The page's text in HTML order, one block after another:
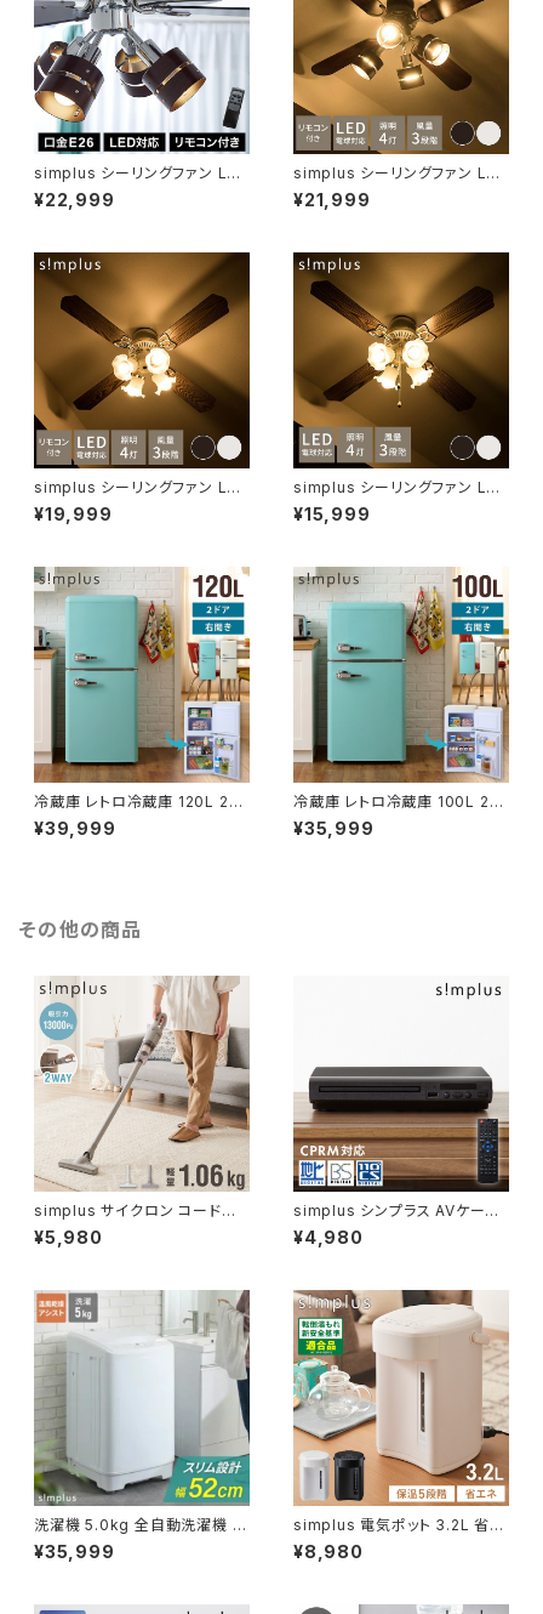
simplus シーリングファン LED
対応 照明4灯 リモコン操作 風
量3段階 天井照明 8畳 10畳 12
メタリック led SP-SLF01 シン
プラス
¥22,999
simplus シーリングファン LED
対応 照明4灯 リモコン操作 風
量3段階 天井照明 8畳 10畳 12
ン ナチュラル led SP-SLF01
シンプラス
¥21,999
simplus シーリングファン LED
対応 照明4灯 リモコン操作 風
量3段階 天井照明 8畳 10畳 12
ン ホワイト led SP-SLF01 シ
ンプラス
¥19,999
simplus シーリングファン LED
対応 照明4灯 風量3段階 天井
照明 8畳 10畳 12畳 おしゃれ
ホワイト led SP-SLF01 シンプ
ラス
¥15,999
冷蔵庫 レトロ冷蔵庫 120L 2ド
ア 一人暮らし レトロ レトロカラ
ー デザイン サブ 冷凍 冷蔵 お
¥39,999
冷蔵庫 レトロ冷蔵庫 100L 2ド
ア 一人暮らし レトロ レトロカラ
ー デザイン サブ 冷凍 冷蔵 お
¥35,999
その他の商品
simplus サイクロン コード式
掃除機 2WAY ハンディー サイ
クロン掃除機 シンプラス SP-V
¥5,980
simplus シンプラス AVケーブ
ル 付属 リモコン付き SP-DVD
D-01
¥4,980
洗濯機 5.0kg 全自動洗濯機 縦
型洗濯機 一人暮らし 上開き 温
風乾燥 槽洗浄 予約タイマー 部
¥35,999
simplus 電気ポット 3.2L 省エ
ネモード マイコン式 シンプラス
SP-PD32
¥8,980